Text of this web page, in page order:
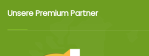
Unsere Premium Partner